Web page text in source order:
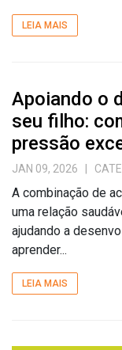
LEIA MAIS
Apoiando o
seu filho:
pressão
JAN 09, 2026 |
A combinação de
uma relação
ajudando a
aprender...
LEIA MAIS